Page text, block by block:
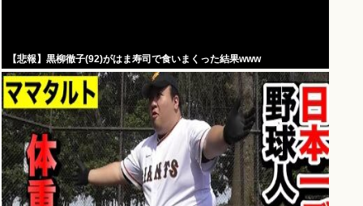
【悲報】黒柳徹子(92)がはま寿司で食いまくった結果www